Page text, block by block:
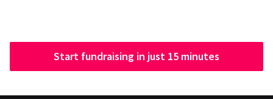
Start fundraising in just 15 minutes